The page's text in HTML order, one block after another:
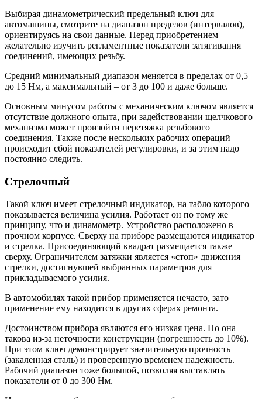
Выбирая динамометрический предельный ключ для
автомашины, смотрите на диапазон пределов (интервалов),
ориентируясь на свои данные. Перед приобретением
желательно изучить регламентные показатели затягивания
соединений, имеющих резьбу.
Средний минимальный диапазон меняется в пределах от 0,5
до 15 Нм, а максимальный – от 3 до 100 и даже больше.
Основным минусом работы с механическим ключом является
отсутствие должного опыта, при задействовании щелчкового
механизма может произойти перетяжка резьбового
соединения. Также после нескольких рабочих операций
происходит сбой показателей регулировки, и за этим надо
постоянно следить.
Стрелочный
Такой ключ имеет стрелочный индикатор, на табло которого
показывается величина усилия. Работает он по тому же
принципу, что и динамометр. Устройство расположено в
прочном корпусе. Сверху на приборе размещаются индикатор
и стрелка. Присоединяющий квадрат размещается также
сверху. Ограничителем затяжки является «стоп» движения
стрелки, достигнувшей выбранных параметров для
прикладываемого усилия.
В автомобилях такой прибор применяется нечасто, зато
применение ему находится в других сферах ремонта.
Достоинством прибора являются его низкая цена. Но она
такова из-за неточности конструкции (погрешность до 10%).
При этом ключ демонстрирует значительную прочность
(закаленная сталь) и проверенную временем надежность.
Рабочий диапазон тоже большой, позволяя выставлять
показатели от 0 до 300 Нм.